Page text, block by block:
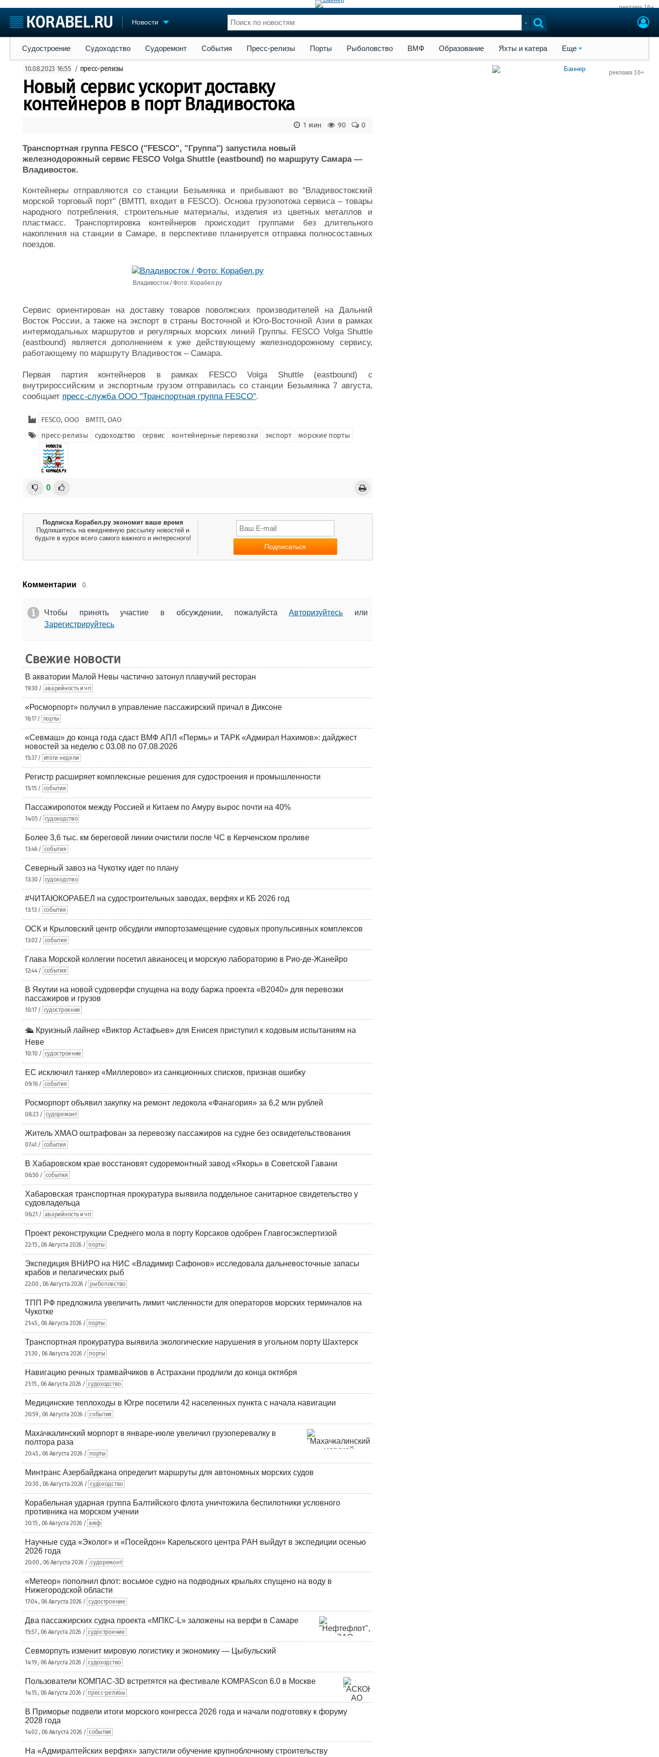
реклама 16+
Новости
Судостроение
Пульс
Новости
Репутация
Журнал
Реклама
Торговая площадка
Доска объявлений
Продажа флота
Оборудование
Изделия
Конференции
Личности
Словарь
Флот
Все службы
Судостроение Судоходство Судоремонт События Пресс-релизы Порты Рыболовство ВМФ Образование Яхты и катера Еще
10.08.2023 16:55 / пресс-релизы
Новый сервис ускорит доставку
контейнеров в порт Владивостока
0
90
1 мин
Транспортная группа FESCO ("FESCO", "Группа") запустила новый
железнодорожный сервис FESCO Volga Shuttle (eastbound) по маршруту Самара —
Владивосток.
Контейнеры отправляются со станции Безымянка и прибывают во "Владивостокский
морской торговый порт" (ВМТП, входит в FESCO). Основа грузопотока сервиса – товары
народного потребления, строительные материалы, изделия из цветных металлов и
пластмасс. Транспортировка контейнеров происходит группами без длительного
накопления на станции в Самаре, в перспективе планируется отправка полносоставных
поездов.
Владивосток / Фото: Корабел.ру
Сервис ориентирован на доставку товаров поволжских производителей на Дальний
Восток России, а также на экспорт в страны Восточной и Юго-Восточной Азии в рамках
интермодальных маршрутов и регулярных морских линий Группы. FESCO Volga Shuttle
(eastbound) является дополнением к уже действующему железнодорожному сервису,
работающему по маршруту Владивосток – Самара.
Первая партия контейнеров в рамках FESCO Volga Shuttle (eastbound) с
внутрироссийским и экспортным грузом отправилась со станции Безымянка 7 августа,
сообщает пресс-служба ООО "Транспортная группа FESCO".
FESCO, ООО
ВМТП, ОАО
пресс-релизы
судоходство сервис контейнерные перевозки экспорт морские порты
0
Подписка Корабел.ру экономит ваше время
Подпишитесь на ежедневную рассылку новостей и
будьте в курсе всего самого важного и интересного!
Комментарии 0.
Чтобы принять участие в обсуждении, пожалуйстаАвторизуйтесь или
Зарегистрируйтесь
Свежие новости
В акватории Малой Невы частично затонул плавучий ресторан
19:30 / аварийность и чп
«Росморпорт» получил в управление пассажирский причал в Диксоне
16:17 / порты
«Севмаш» до конца года сдаст ВМФ АПЛ «Пермь» и ТАРК «Адмирал Нахимов»: дайджест
новостей за неделю с 03.08 по 07.08.2026
15:37 / итоги недели
Регистр расширяет комплексные решения для судостроения и промышленности
15:15 / события
Пассажиропоток между Россией и Китаем по Амуру вырос почти на 40%
14:05 / судоходство
Более 3,6 тыс. км береговой линии очистили после ЧС в Керченском проливе
13:46 / события
Северный завоз на Чукотку идет по плану
13:30 / судоходство
#ЧИТАЮКОРАБЕЛ на судостроительных заводах, верфях и КБ 2026 год
13:13 / события
ОСК и Крыловский центр обсудили импортозамещение судовых пропульсивных комплексов
13:02 / события
Глава Морской коллегии посетил авианосец и морскую лабораторию в Рио-де-Жанейро
12:44 / события
В Якутии на новой судоверфи спущена на воду баржа проекта «В2040» для перевозки
пассажиров и грузов
10:17 / судостроение
🛳️ Круизный лайнер «Виктор Астафьев» для Енисея приступил к ходовым испытаниям на
Неве
10:10 / судостроение
ЕС исключил танкер «Миллерово» из санкционных списков, признав ошибку
09:16 / события
Росморпорт объявил закупку на ремонт ледокола «Фанагория» за 6,2 млн рублей
08:23 / судоремонт
Житель ХМАО оштрафован за перевозку пассажиров на судне без освидетельствования
07:41 / события
В Хабаровском крае восстановят судоремонтный завод «Якорь» в Советской Гавани
06:50 / события
Хабаровская транспортная прокуратура выявила поддельное санитарное свидетельство у
судовладельца
06:21 / аварийность и чп
Проект реконструкции Среднего мола в порту Корсаков одобрен Главгосэкспертизой
22:15 , 06 Августа 2026 / порты
Экспедиция ВНИРО на НИС «Владимир Сафонов» исследовала дальневосточные запасы
крабов и пелагических рыб
22:00 , 06 Августа 2026 / рыболовство
ТПП РФ предложила увеличить лимит численности для операторов морских терминалов на
Чукотке
21:45 , 06 Августа 2026 / порты
Транспортная прокуратура выявила экологические нарушения в угольном порту Шахтерск
21:30 , 06 Августа 2026 / порты
Навигацию речных трамвайчиков в Астрахани продлили до конца октября
21:15 , 06 Августа 2026 / судоходство
Медицинские теплоходы в Югре посетили 42 населенных пункта с начала навигации
20:59 , 06 Августа 2026 / события
Махачкалинский морпорт в январе-июле увеличил грузоперевалку в
полтора раза
20:45 , 06 Августа 2026 / порты
Минтранс Азербайджана определит маршруты для автономных морских судов
20:30 , 06 Августа 2026 / судоходство
Корабельная ударная группа Балтийского флота уничтожила беспилотники условного
противника на морском учении
20:15 , 06 Августа 2026 / вмф
Научные суда «Эколог» и «Посейдон» Карельского центра РАН выйдут в экспедиции осенью
2026 года
20:00 , 06 Августа 2026 / судоремонт
«Метеор» пополнил флот: восьмое судно на подводных крыльях спущено на воду в
Нижегородской области
17:04 , 06 Августа 2026 / судостроение
Два пассажирских судна проекта «МПКС-L» заложены на верфи в Самаре
15:57 , 06 Августа 2026 / судостроение
Севморпуть изменит мировую логистику и экономику — Цыбульский
14:19 , 06 Августа 2026 / судоходство
Пользователи КОМПАС-3D встретятся на фестивале KOMPAScon 6.0 в Москве
14:15 , 06 Августа 2026 / пресс-релизы
В Приморье подвели итоги морского конгресса 2026 года и начали подготовку к форуму
2028 года
14:02 , 06 Августа 2026 / события
На «Адмиралтейских верфях» запустили обучение крупноблочному строительству
реклама 16+